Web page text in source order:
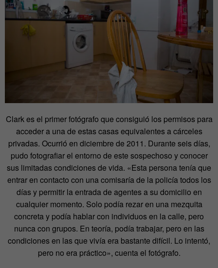
Clark es el primer fotógrafo que consiguió los permisos para
acceder a una de estas casas equivalentes a cárceles
privadas. Ocurrió en diciembre de 2011. Durante seis días,
pudo fotografiar el entorno de este sospechoso y conocer
sus limitadas condiciones de vida. «Esta persona tenía que
entrar en contacto con una comisaría de la policía todos los
días y permitir la entrada de agentes a su domicilio en
cualquier momento. Solo podía rezar en una mezquita
concreta y podía hablar con individuos en la calle, pero
nunca con grupos. En teoría, podía trabajar, pero en las
condiciones en las que vivía era bastante difícil. Lo intentó,
pero no era práctico», cuenta el fotógrafo.